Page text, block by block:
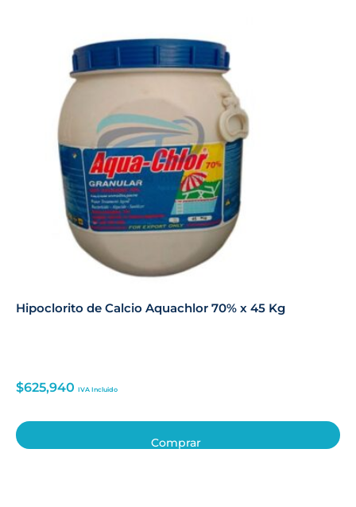
Hipoclorito de Calcio Aquachlor 70% x 45 Kg
$625,940 IVA Incluido
Comprar